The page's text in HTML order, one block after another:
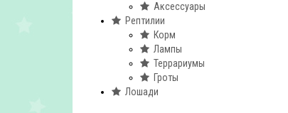
Аксессуары
Рептилии
Корм
Лампы
Террариумы
Гроты
Лошади